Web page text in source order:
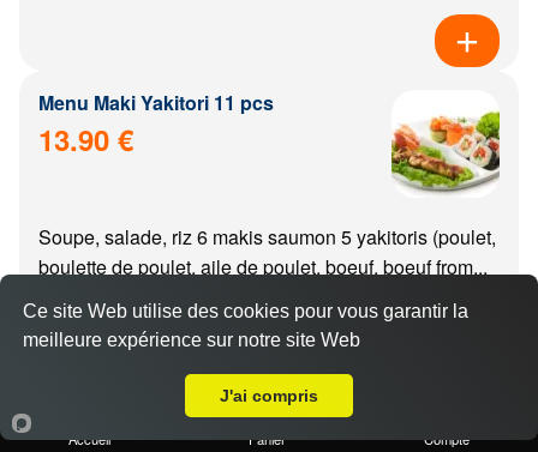
Menu Maki Yakitori 11 pcs
13.90 €
Soupe, salade, riz 6 makis saumon 5 yakitoris (poulet,
boulette de poulet, aile de poulet, boeuf, boeuf from...
Menu california Yakitori 11 pcs
14.90 €
Accueil Panier Compte
Ce site Web utilise des cookies pour vous garantir la
meilleure expérience sur notre site Web
J'ai compris